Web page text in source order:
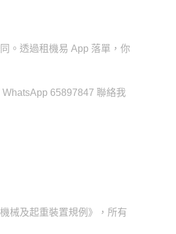
。透過租機易 App 落單，你
65897847 聯絡我
械及起重裝置規例》，所有